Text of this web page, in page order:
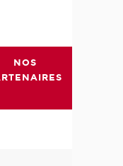
NOS